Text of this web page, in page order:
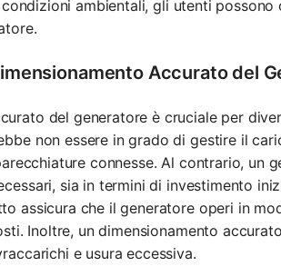
ambientali, gli utenti
Accurato del
del generatore è cruciale per
non essere in grado di gestire il
connesse. Al contrario, un
sia in termini di investimento
assicura che il generatore operi in
Inoltre, un dimensionamento
e usura eccessiva.